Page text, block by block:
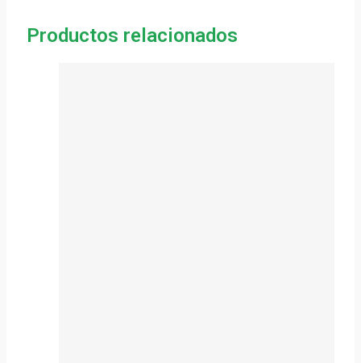
Productos relacionados